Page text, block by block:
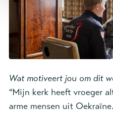
Wat motiveert jou om dit
“Mijn kerk heeft vroeger
arme mensen uit